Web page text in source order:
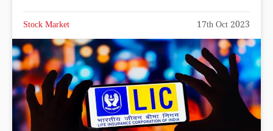
Stock Market 17th Oct 2023